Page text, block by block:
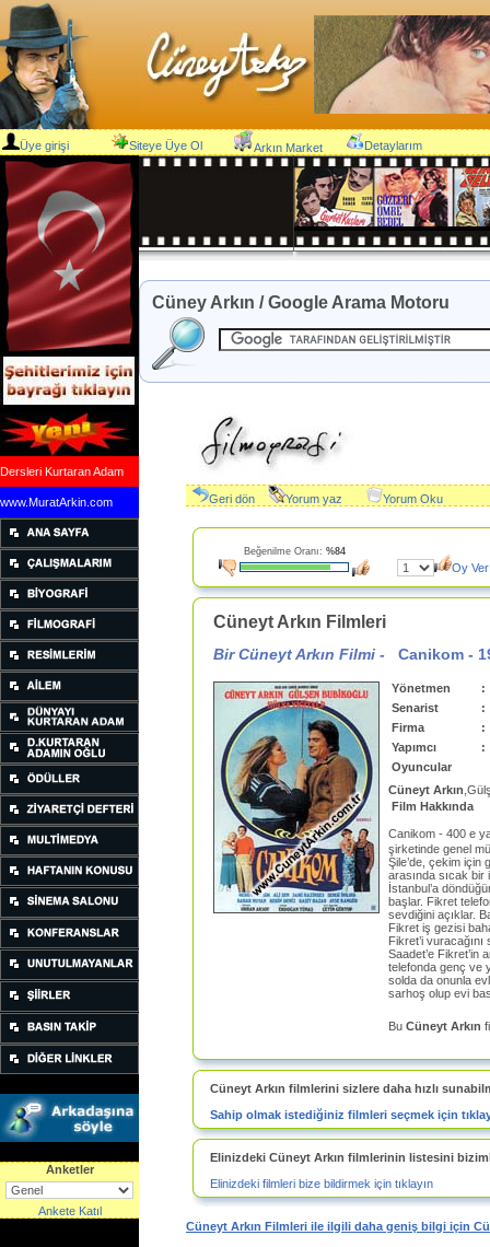
Üye girişi Siteye Üye Ol Arkın Market Detaylarım
Dersleri Kurtaran Adam
www.MuratArkin.com
Anketler
Ankete Katıl
Cüney Arkın / Google Arama Motoru
Geri dön Yorum yaz Yorum Oku
Beğenilme Oranı: %84
Oy Ver
Cüneyt Arkın Filmleri
Bir Cüneyt Arkın Filmi - Canikom -
Yönetmen
:
Senarist
:
Firma
:
Yapımcı
:
Oyuncular
Cüneyt Arkın
Film Hakkında
Canikom - 400 e
şirketinde genel
Şile’de, çekim için
arasında sıcak bir
İstanbul’a
başlar. Fikret
sevdiğini açıklar.
Fikret iş gezisi
Fikret’i
Saadet’e Fikret’in
telefonda genç ve
solda da onunla
sarhoş olup evi
Bu Cüneyt Arkın
Cüneyt Arkın filmlerini sizlere daha hızlı
Sahip olmak istediğiniz filmleri seçmek için
Elinizdeki Cüneyt Arkın filmlerinin listesini
Elinizdeki filmleri bize bildirmek için tıklayın
Cüneyt Arkın Filmleri ile ilgili daha geniş bilgi için